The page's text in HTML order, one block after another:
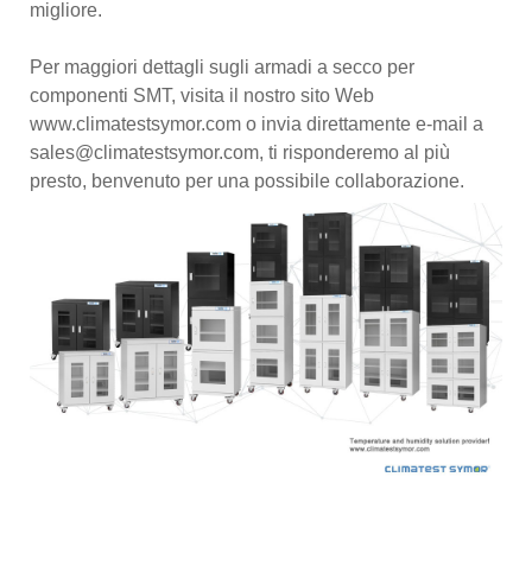
migliore.
Per maggiori dettagli sugli armadi a secco per
componenti SMT, visita il nostro sito Web
www.climatestsymor.com o invia direttamente e-mail a
sales@climatestsymor.com, ti risponderemo al più
presto, benvenuto per una possibile collaborazione.